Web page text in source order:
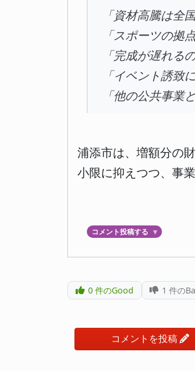
「資材高騰は全
「スポーツの拠
「完成が遅れる
「イベント誘致
「他の公共事業
浦添市は、増額分の
小限に抑えつつ、事
コメント投稿する ▼
0件のGood 1 件の
コメントを投稿